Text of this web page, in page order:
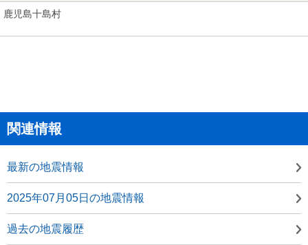
鹿児島十島村
関連情報
最新の地震情報
2025年07月05日の地震情報
過去の地震履歴